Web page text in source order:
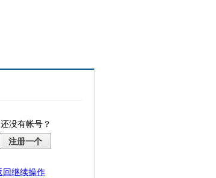
还没有帐号？
注册一个
回继续操作